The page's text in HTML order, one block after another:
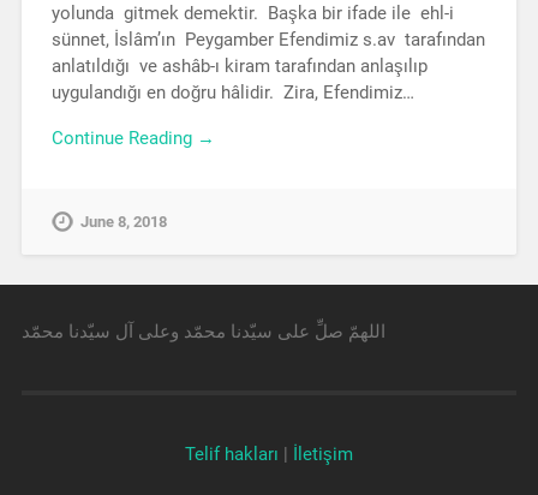
yolunda gitmek demektir. Başka bir ifade ile ehl-i
sünnet, İslâm’ın Peygamber Efendimiz s.av tarafından
anlatıldığı ve ashâb-ı kiram tarafından anlaşılıp
uygulandığı en doğru hâlidir. Zira, Efendimiz…
Continue Reading →
June 8, 2018
اللهمّ صلِّ على سيّدنا محمّد وعلى آل سيّدنا محمّد
Telif hakları İletişim